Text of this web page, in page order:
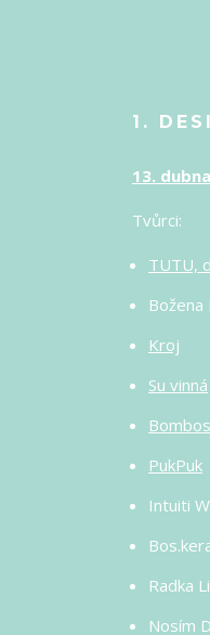
1.
13.
Tvůrci:
TUTU,
Kroj
Su vinná
Bombos
PukPuk
Intuiti
Radka
Nosím